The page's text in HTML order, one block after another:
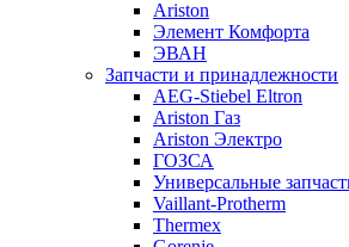
Ariston
Элемент Комфорта
ЭВАН
Запчасти и принадлежности
AEG-Stiebel Eltron
Ariston Газ
Ariston Электро
ГОЗСА
Универсальные
Vaillant-Protherm
Thermex